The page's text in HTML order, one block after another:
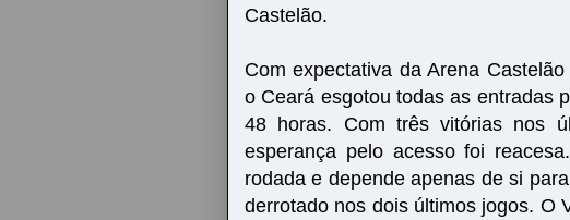
Castelão.
Com expectativa da Arena
o Ceará esgotou todas as entradas
48 horas. Com três vitórias nos
esperança pelo acesso foi
rodada e depende apenas de si
derrotado nos dois últimos jogos. O